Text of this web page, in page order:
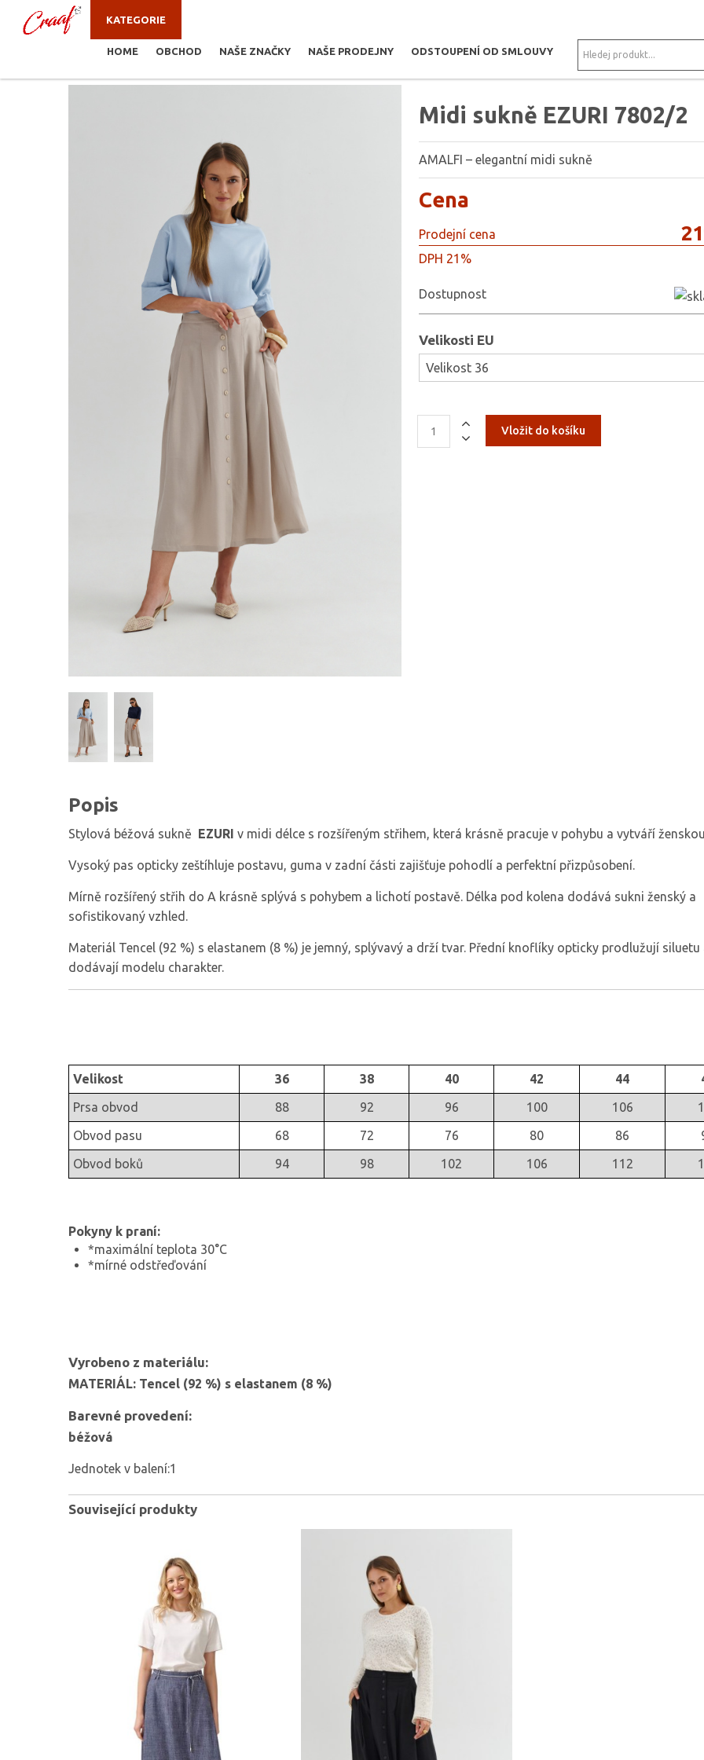
KATEGORIE
HOME OBCHOD NAŠE ZNAČKY NAŠE PRODEJNY ODSTOUPENÍ OD SMLOUVY
ANNA MONTANA DORA
Midi sukně EZURI 7802/2
AMALFI – elegantní midi sukně
Cena
Prodejní cena
DPH 21%
Dostupnost
Velikosti EU
Popis
Stylová béžová sukně EZURI v midi délce s rozšířeným střihem, která krásně pracuje v pohybu a vytváří
Vysoký pas opticky zeštíhluje postavu, guma v zadní části zajišťuje pohodlí a perfektní přizpůsobení.
Mírně rozšířený střih do A krásně splývá s pohybem a lichotí postavě. Délka pod kolena dodává sukni ženský a
sofistikovaný vzhled.
Materiál Tencel (92 %) s elastanem (8 %) je jemný, splývavý a drží tvar. Přední knoflíky opticky prodlužují siluetu
dodávají modelu charakter.
Velikost 36 38 40 42 44
Prsa obvod
88 92 96 100 106
Obvod pasu
68 72 76 80 86
Obvod boků
94 98 102 106 112
Pokyny k praní:
*maximální teplota 30°C
*mírné odstřeďování
Vyrobeno z materiálu:
MATERIÁL: Tencel (92 %) s elastanem (8 %)
Barevné provedení:
béžová
Jednotek v balení:1
Související produkty